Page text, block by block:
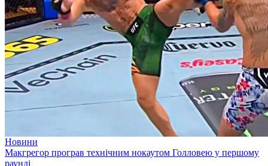
Новини
Макгрегор програв технічним нокаутом Голловею у першому
раунді